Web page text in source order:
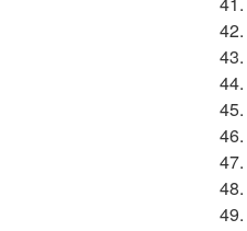
42.
43.
44.
45.
46.
47.
48.
49.